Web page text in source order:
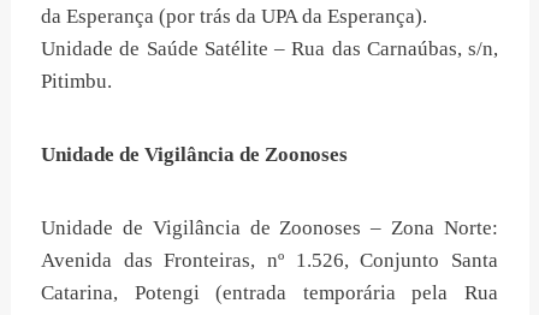
da Esperança (por trás da UPA da Esperança).
Unidade de Saúde Satélite – Rua das Carnaúbas, s/n,
Pitimbu.
Unidade de Vigilância de Zoonoses
Unidade de Vigilância de Zoonoses – Zona Norte:
Avenida das Fronteiras, nº 1.526, Conjunto Santa
Catarina, Potengi (entrada temporária pela Rua